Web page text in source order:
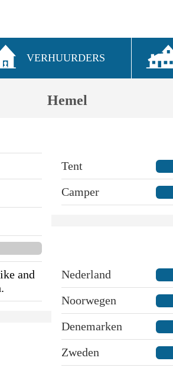
VERHUURDERS
Hemel
and
Tent
Camper
Nederland
Noorwegen
Denemarken
Zweden